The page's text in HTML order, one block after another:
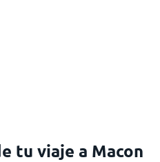
tu viaje a Macon